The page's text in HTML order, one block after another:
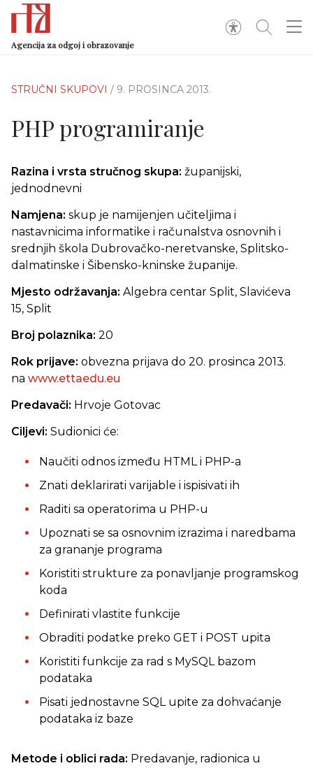
Agencija za odgoj i obrazovanje
STRUČNI SKUPOVI / 9. PROSINCA 2013.
PHP programiranje
Razina i vrsta stručnog skupa: županijski,
jednodnevni
Namjena: skup je namijenjen učiteljima i
nastavnicima informatike i računalstva osnovnih i
srednjih škola Dubrovačko-neretvanske, Splitsko-
dalmatinske i Šibensko-kninske županije.
Mjesto održavanja: Algebra centar Split, Slavićeva
15, Split
Broj polaznika: 20
Rok prijave: obvezna prijava do 20. prosinca 2013.
na www.ettaedu.eu
Predavači: Hrvoje Gotovac
Ciljevi: Sudionici će:
Naučiti odnos između HTML i PHP-a
Znati deklarirati varijable i ispisivati ih
Raditi sa operatorima u PHP-u
Upoznati se sa osnovnim izrazima i naredbama
za grananje programa
Koristiti strukture za ponavljanje programskog
koda
Definirati vlastite funkcije
Obraditi podatke preko GET i POST upita
Koristiti funkcije za rad s MySQL bazom
podataka
Pisati jednostavne SQL upite za dohvaćanje
podataka iz baze
Metode i oblici rada: Predavanje, radionica u